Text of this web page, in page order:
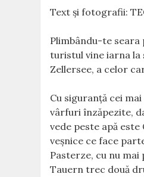
Text şi fotografii:
Plimbându-te seara
turistul vine iarna la
Zellersee, a celor
Cu siguranţă cei
vârfuri înzăpezite,
vede peste apă
veşnice ce face
Pasterze, cu nu mai
Tauern trec două